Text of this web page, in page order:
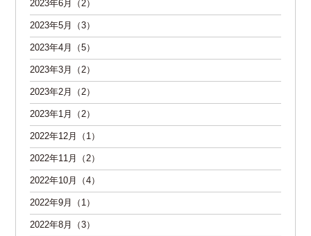
2023年6月（2）
2023年5月（3）
2023年4月（5）
2023年3月（2）
2023年2月（2）
2023年1月（2）
2022年12月（1）
2022年11月（2）
2022年10月（4）
2022年9月（1）
2022年8月（3）